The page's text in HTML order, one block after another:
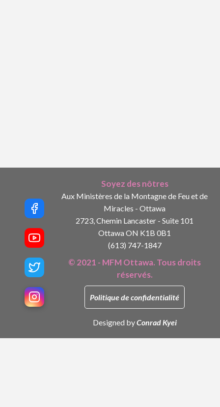
Soyez des nôtres
Aux Ministères de la Montagne de Feu et de
Miracles - Ottawa
2723, Chemin Lancaster - Suite 101
Ottawa ON K1B 0B1
(613) 747-1847
© 2021 - MFM Ottawa. Tous droits
réservés.
Politique de confidentialité
Designed byConrad Kyei